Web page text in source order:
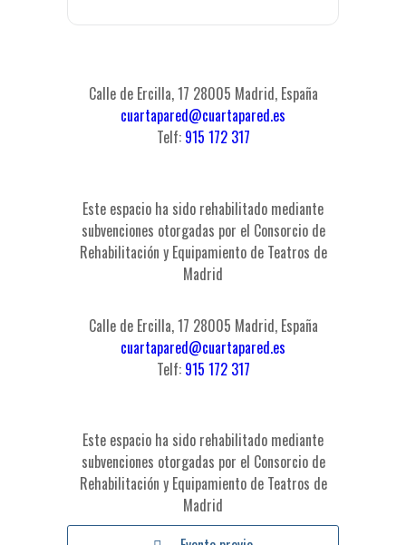
Calle de Ercilla, 17 28005 Madrid, España
cuartapared@cuartapared.es
Telf: 915 172 317
Este espacio ha sido rehabilitado mediante
subvenciones otorgadas por el Consorcio de
Rehabilitación y Equipamiento de Teatros de
Madrid
Calle de Ercilla, 17 28005 Madrid, España
cuartapared@cuartapared.es
Telf: 915 172 317
Este espacio ha sido rehabilitado mediante
subvenciones otorgadas por el Consorcio de
Rehabilitación y Equipamiento de Teatros de
Madrid